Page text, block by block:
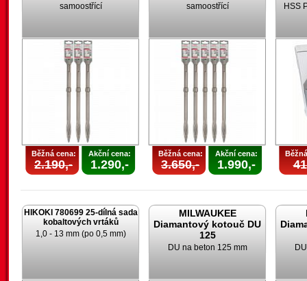
samoostřící
Běžná cena:
2.190,-
Akční cena:
1.290,-
samoostřící
Běžná cena:
3.650,-
Akční cena:
1.990,-
HSS
HIKOKI 780699 25-dílná sada
kobaltových vrtáků
1,0 - 13 mm (po 0,5 mm)
MILWAUKEE
Diamantový kotouč DU
125
DU na beton 125 mm